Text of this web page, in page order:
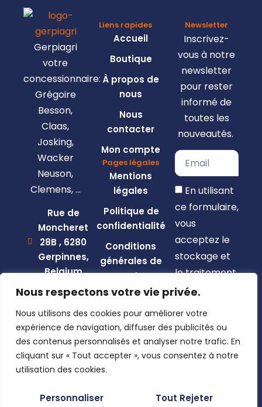
Nous respectons votre vie privée.
Nous utilisons des cookies pour améliorer votre
expérience de navigation, diffuser des publicités ou
des contenus personnalisés et analyser notre trafic. En
cliquant sur « Tout accepter », vous consentez à notre
utilisation des cookies.
Personnaliser Tout Rejeter
Gerpiagri
votre
concessionnaire:
Grégoire
Besson,
Claas,
Josking,
Wacker
Neuson,
Clemens, …
Rue de
Moncheret
28B , 6280
Gerpinnes,
Belgium
+32 492
marcellin@gerpiagri.be
BE
0793.946.582
Liens rapides
Accueil
Boutique
À propos de
nous
Nous
contacter
Mon compte
Pages légales
Mentions
légales
Politique de
confidentialité
Conditions
générales de
vente
Newsletter
Inscrivez-
vous à notre
newsletter
pour rester
informé de
toutes les
nouveautés.
En utilisant
ce formulaire,
vous
acceptez le
stockage et
le traitement
de vos
ce site web.
S'inscrire